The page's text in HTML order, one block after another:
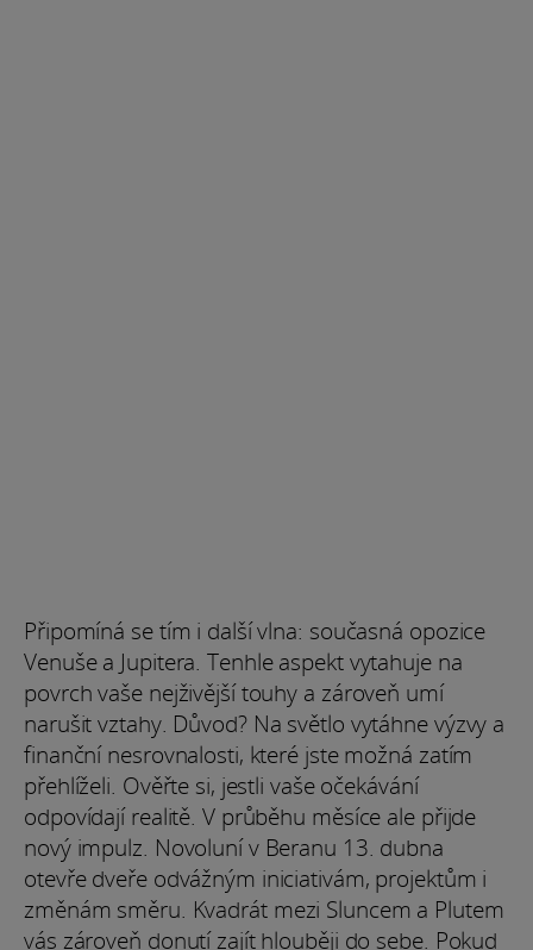
Připomíná se tím i další vlna: současná opozice
Venuše a Jupitera. Tenhle aspekt vytahuje na
povrch vaše nejživější touhy a zároveň umí
narušit vztahy. Důvod? Na světlo vytáhne výzvy a
finanční nesrovnalosti, které jste možná zatím
přehlíželi. Ověřte si, jestli vaše očekávání
odpovídají realitě. V průběhu měsíce ale přijde
nový impulz. Novoluní v Beranu 13. dubna
otevře dveře odvážným iniciativám, projektům i
změnám směru. Kvadrát mezi Sluncem a Plutem
vás zároveň donutí zajít hlouběji do sebe. Pokud